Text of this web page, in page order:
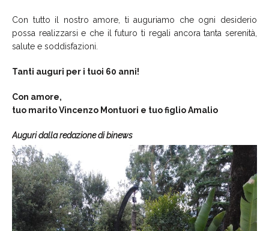
Con tutto il nostro amore, ti auguriamo che ogni desiderio
possa realizzarsi e che il futuro ti regali ancora tanta serenità,
salute e soddisfazioni.
Tanti auguri per i tuoi 60 anni!
Con amore,
tuo marito Vincenzo Montuori e tuo figlio Amalio
Auguri dalla redazione di binews